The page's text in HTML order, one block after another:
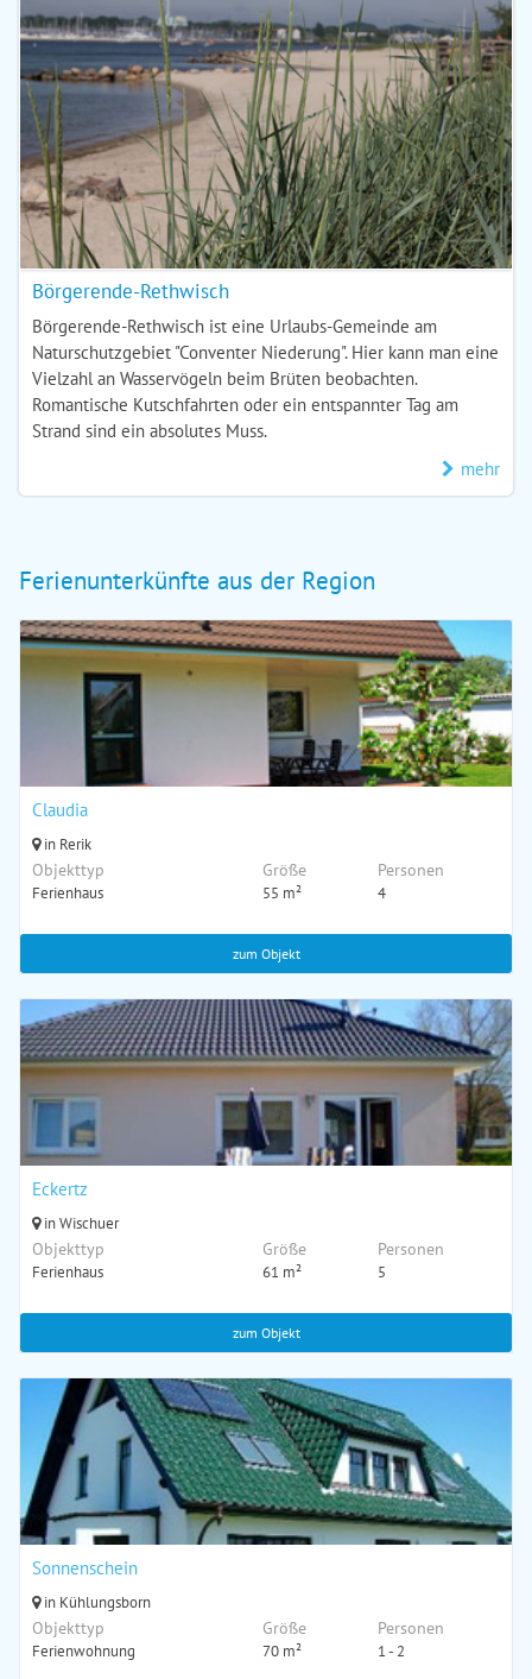
Börgerende-Rethwisch
Börgerende-Rethwisch ist eine Urlaubs-Gemeinde am
Naturschutzgebiet "Conventer Niederung". Hier kann man eine
Vielzahl an Wasservögeln beim Brüten beobachten.
Romantische Kutschfahrten oder ein entspannter Tag am
Strand sind ein absolutes Muss.
mehr
Ferienunterkünfte aus der Region
Claudia
in Rerik
Objekttyp
Ferienhaus
Größe
55 m²
Personen
4
zum Objekt
Eckertz
in Wischuer
Objekttyp
Ferienhaus
Größe
61 m²
Personen
5
zum Objekt
Sonnenschein
in Kühlungsborn
Objekttyp
Ferienwohnung
Größe
70 m²
Personen
1 - 2